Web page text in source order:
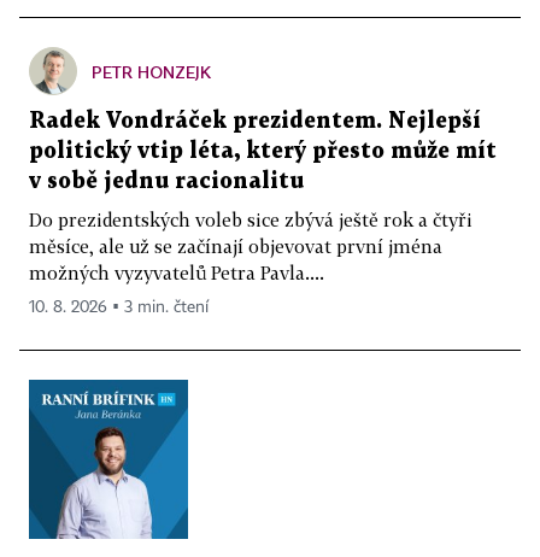
PETR HONZEJK
Radek Vondráček prezidentem. Nejlepší
politický vtip léta, který přesto může mít
v sobě jednu racionalitu
Do prezidentských voleb sice zbývá ještě rok a čtyři
měsíce, ale už se začínají objevovat první jména
možných vyzyvatelů Petra Pavla....
10. 8. 2026 ▪ 3 min. čtení